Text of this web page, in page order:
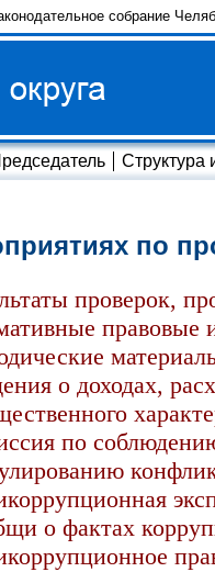
собрание
Структура
по
проверок,
правовые
о доходах,
по
о фактах